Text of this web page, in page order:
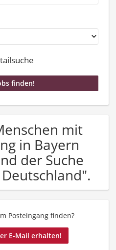
mit
in Bayern
der Suche
Deutschland".
Posteingang finden?
E-Mail erhalten!